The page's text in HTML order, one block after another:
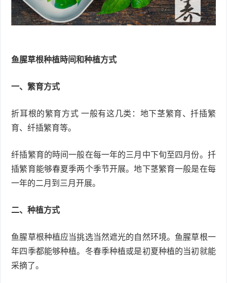
鱼腥草根种植時间和种植方式
一、繁育方式
折耳根的繁育方式 一般有这几类：地下茎繁育、扦插繁
育、纤插繁育等。
纤插繁育的時间一般在每一年的三月中下旬至四月份。扦
插繁育能够春夏季两个季节开展。地下茎繁育一般是在每
一年的二月到三月开展。
二、种植方式
鱼腥草根种植应当挑选当然遮光的自然环境。鱼腥草根一
年四季都能够种植。冬春季种植或是初夏种植的当初就能
采摘了。